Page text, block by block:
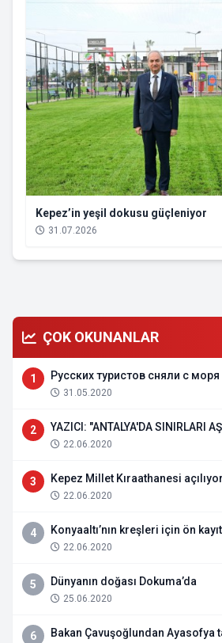
Kepez’in yeşil dokusu güçleniyor
31.07.2026
ÇOK OKUNANLAR
1 Русских туристов сняли с
31.05.2020
2 YAZICI: "ANTALYA'DA SINIRLARI
22.06.2020
3 Kepez Millet Kıraathanesi açılıyor
22.06.2020
4 Konyaaltı’nın kreşleri için ön
22.06.2020
5 Dünyanın doğası Dokuma’da
25.06.2020
6 Bakan Çavuşoğlundan Ayasofya